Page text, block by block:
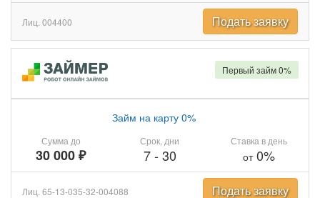
Лиц. 004400 Подать заявку
Сумма до
30 000 ₽
Займ на карту 0%
Срок, дни
7- 30
Ставка в день
от0%
Первый займ 0%
Лиц. 65-13-035-32-004088 Подать заявку